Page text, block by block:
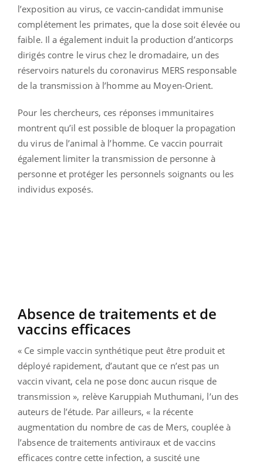
l’exposition au virus, ce vaccin-candidat immunise
complétement les primates, que la dose soit élevée ou
faible. Il a également induit la production d’anticorps
dirigés contre le virus chez le dromadaire, un des
réservoirs naturels du coronavirus MERS responsable
de la transmission à l’homme au Moyen-Orient.
Pour les chercheurs, ces réponses immunitaires
montrent qu’il est possible de bloquer la propagation
du virus de l’animal à l’homme. Ce vaccin pourrait
également limiter la transmission de personne à
personne et protéger les personnels soignants ou les
individus exposés.
Absence de traitements et de
vaccins efficaces
« Ce simple vaccin synthétique peut être produit et
déployé rapidement, d’autant que ce n’est pas un
vaccin vivant, cela ne pose donc aucun risque de
transmission », relève Karuppiah Muthumani, l’un des
auteurs de l’étude. Par ailleurs, « la récente
augmentation du nombre de cas de Mers, couplée à
l’absence de traitements antiviraux et de vaccins
efficaces contre cette infection, a suscité une